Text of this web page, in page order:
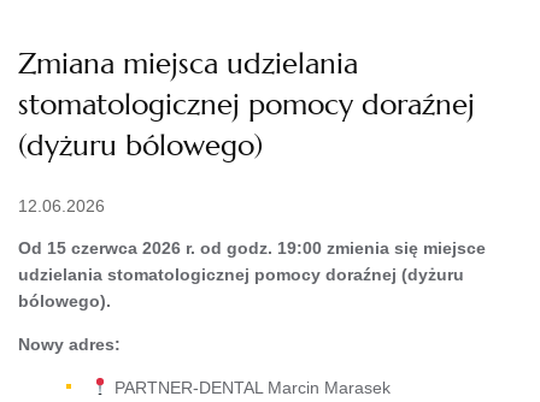
Zmiana miejsca udzielania
stomatologicznej pomocy doraźnej
(dyżuru bólowego)
12.06.2026
Od 15 czerwca 2026 r. od godz. 19:00 zmienia się miejsce
udzielania stomatologicznej pomocy doraźnej (dyżuru
bólowego).
Nowy adres:
PARTNER-DENTAL Marcin Marasek